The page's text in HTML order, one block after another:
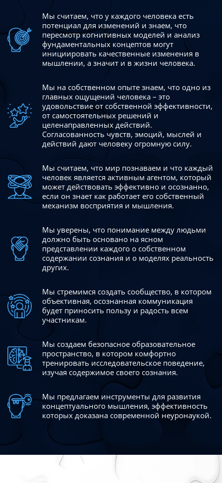
Мы считаем, что у каждого человека есть
потенциал для изменений и знаем, что
пересмотр когнитивных моделей и анализ
фундаментальных концептов могут
инициировать качественные изменения в
мышлении, а значит и в жизни человека.
Мы на собственном опыте знаем, что одно из
главных ощущений человека – это
удовольствие от собственной эффективности,
от самостоятельных решений и
целенаправленных действий.
Согласованность чувств, эмоций, мыслей и
действий дают человеку огромную силу.
Мы считаем, что мир познаваем и что каждый
человек является активным агентом, который
может действовать эффективно и осознанно,
если он знает как работает его собственный
механизм восприятия и мышления.
Мы уверены, что понимание между людьми
должно быть основано на ясном
представлении каждого о собственном
содержании сознания и о моделях реальность
других.
Мы стремимся создать сообщество, в котором
объективная, осознанная коммуникация
будет приносить пользу и радость всем
участникам.
Мы создаем безопасное образовательное
пространство, в котором комфортно
тренировать исследовательское поведение,
изучая содержимое своего сознания.
Мы предлагаем инструменты для развития
концептуального мышления, эффективность
которых доказана современной неуронаукой.